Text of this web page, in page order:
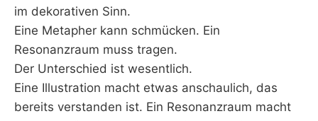
im dekorativen Sinn.
Eine Metapher kann schmücken. Ein
Resonanzraum muss tragen.
Der Unterschied ist wesentlich.
Eine Illustration macht etwas anschaulich, das
bereits verstanden ist. Ein Resonanzraum macht